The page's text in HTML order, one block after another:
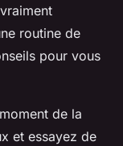
routine de
pour vous
de la
et essayez de